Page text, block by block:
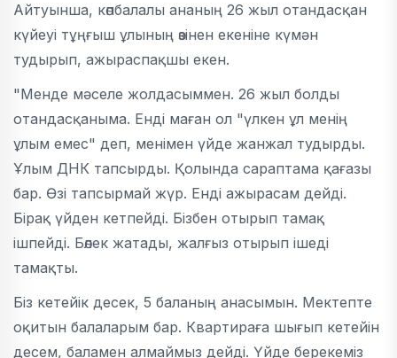
Айтуынша, көпбалалы ананың 26 жыл отандасқан
күйеуі тұңғыш ұлының өзінен екеніне күмән
тудырып, ажыраспақшы екен.
"Менде мәселе жолдасыммен. 26 жыл болды
отандасқаныма. Енді маған ол "үлкен ұл менің
ұлым емес" деп, менімен үйде жанжал тудырды.
Ұлым ДНК тапсырды. Қолында сараптама қағазы
бар. Өзі тапсырмай жүр. Енді ажырасам дейді.
Бірақ үйден кетпейді. Бізбен отырып тамақ
ішпейді. Бөлек жатады, жалғыз отырып ішеді
тамақты.
Біз кетейік десек, 5 баланың анасымын. Мектепте
оқитын балаларым бар. Квартираға шығып кетейін
десем, баламен алмаймыз дейді. Үйде берекеміз